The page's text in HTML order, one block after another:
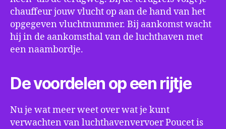
chauffeur jouw vlucht op aan de hand van het
opgegeven vluchtnummer. Bij aankomst wacht
hij in de aankomsthal van de luchthaven met
een naambordje.
De voordelen op een rijtje
Nu je wat meer weet over wat je kunt
verwachten van luchthavenvervoer Poucet is